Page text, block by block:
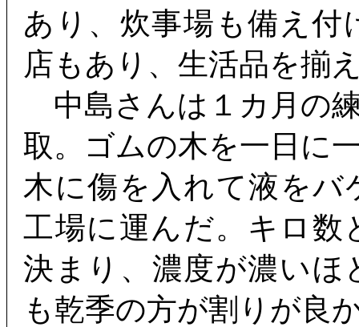
あり、炊事場も備え
店もあり、生活品を揃
中島さんは１カ月の
取。ゴムの木を一日に
木に傷を入れて液をバ
工場に運んだ。キロ数
決まり、濃度が濃いほ
も乾季の方が割りが良